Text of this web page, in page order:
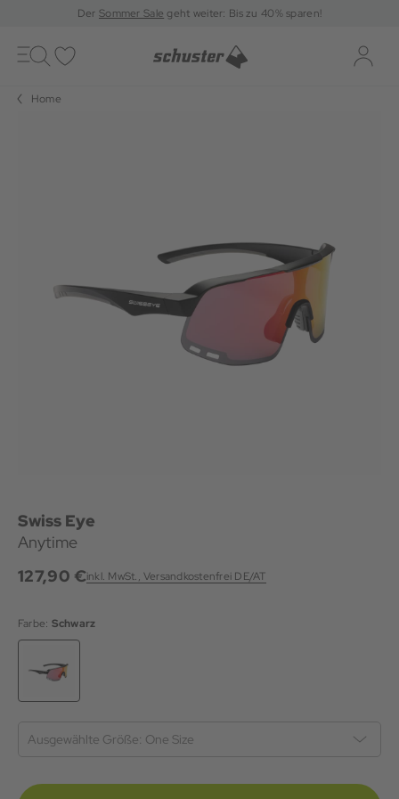
DerSommer Sale geht weiter: Bis zu 40% sparen!
Toggle
navigation
Home
Swiss Eye
Anytime
127,90 €inkl. MwSt., Versandkostenfrei DE/AT
Farbe: Schwarz
Ausgewählte Größe: One Size